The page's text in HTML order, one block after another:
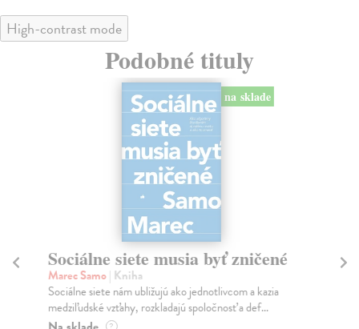
High-contrast mode
Podobné tituly
na sklade
Sociálne siete musia byť zničené
Marec Samo| Kniha
Sociálne siete nám ubližujú ako jednotlivcom a kazia
medziľudské vzťahy, rozkladajú spoločnosť a def...